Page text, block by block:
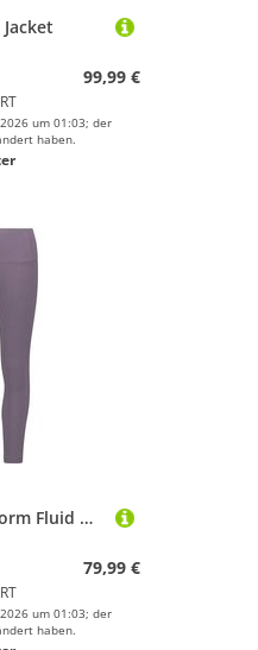
99,99 €
um 01:03; der
haben.
2XU Fitnesstights Form Fluid Hi-Rise 7/8
79,99 €
um 01:03; der
haben.